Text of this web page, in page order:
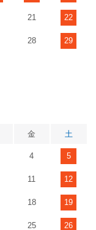
21 22
28 29
金 土
4 5
11 12
18 19
25 26